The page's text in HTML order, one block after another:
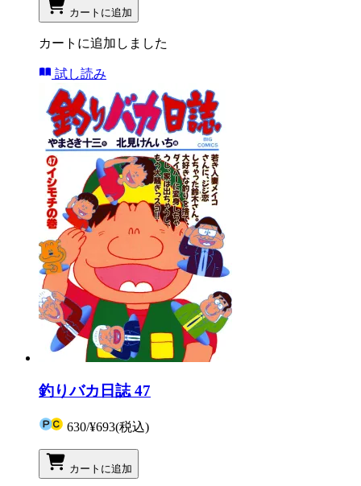
カートに追加
カートに追加しました
試し読み
釣りバカ日誌 47
630/¥693(税込)
カートに追加